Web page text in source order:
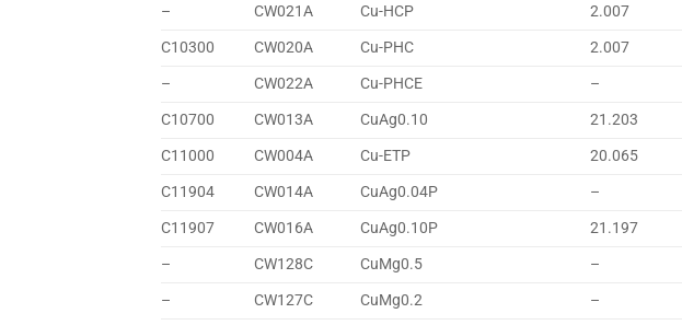
–
CW021A Cu-HCP 2.007
C10300
CW020A Cu-PHC 2.007
–
CW022A Cu-PHCE –
C10700
CW013A CuAg0.10 21.203
C11000
CW004A Cu-ETP 20.065
C11904
CW014A CuAg0.04P –
C11907
CW016A CuAg0.10P 21.197
–
CW128C CuMg0.5 –
–
CW127C CuMg0.2 –